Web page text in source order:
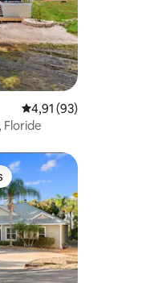
Note moyenne de
4,91 (93)
Floride
les plus aimés